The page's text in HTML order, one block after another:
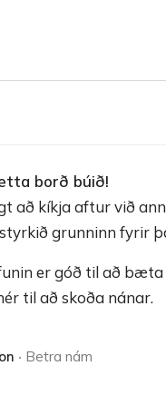
borð búið!
að kíkja aftur við
grunninn fyrir
er góð til að
til að skoða nánar.
‧ Betra nám